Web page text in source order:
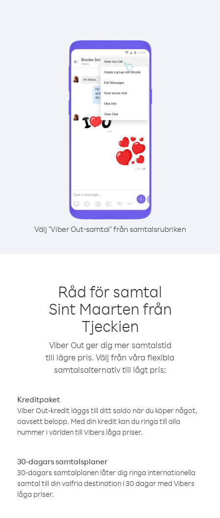
Välj "Viber Out-samtal" från samtalsrubriken
Råd för samtal
Sint Maarten från
Tjeckien
Viber Out ger dig mer samtalstid
till lägre pris. Välj från våra flexibla
samtalsalternativ till lågt pris:
Kreditpaket
Viber Out-kredit läggs till ditt saldo när du köper något,
oavsett belopp. Med din kredit kan du ringa till alla
nummer i världen till Vibers låga priser.
30-dagars samtalsplaner
30-dagars samtalplanen låter dig ringa internationella
samtal till din valfria destination i 30 dagar med Vibers
låga priser.